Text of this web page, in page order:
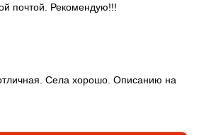
почтой. Рекомендую!!!
Села хорошо. Описанию на